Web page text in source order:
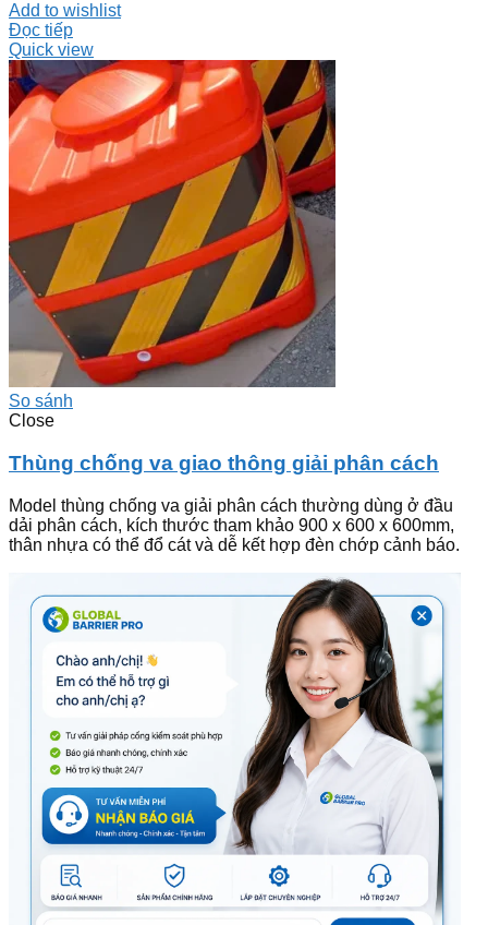
Add to wishlist
Đọc tiếp
Quick view
So sánh
Close
Thùng chống va giao thông giải phân cách
Model thùng chống va giải phân cách thường dùng ở đầu
dải phân cách, kích thước tham khảo 900 x 600 x 600mm,
thân nhựa có thể đổ cát và dễ kết hợp đèn chớp cảnh báo.